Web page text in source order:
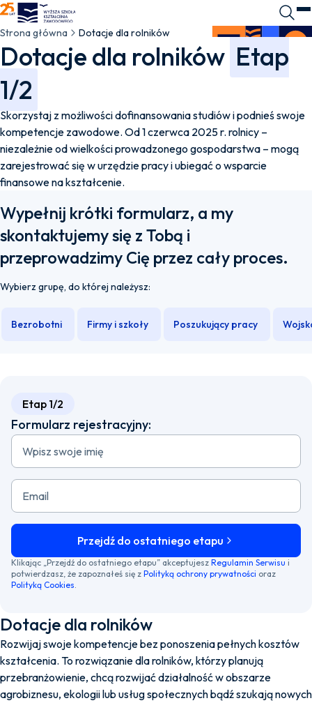
WSKZ - strona główna
Strona główna Dotacje dla rolników
Dotacje dla rolników Etap
1/2
Skorzystaj z możliwości dofinansowania studiów i podnieś swoje
kompetencje zawodowe. Od 1 czerwca 2025 r. rolnicy –
niezależnie od wielkości prowadzonego gospodarstwa – mogą
zarejestrować się w urzędzie pracy i ubiegać o wsparcie
finansowe na kształcenie.
Wypełnij krótki formularz, a my
skontaktujemy się z Tobą i
przeprowadzimy Cię przez cały proces.
Wybierz grupę, do której należysz:
Bezrobotni Firmy i szkoły Poszukujący pracy
Etap 1/2
Formularz rejestracyjny:
Wpisz swoje imię
Email
Przejdź do ostatniego etapu
Klikając „Przejdź do ostatniego etapu” akceptujesz Regulamin Serwisu i
potwierdzasz, że zapoznałeś się z Polityką ochrony prywatności oraz
Polityką Cookies.
Dotacje dla rolników
Rozwijaj swoje kompetencje bez ponoszenia pełnych kosztów
kształcenia. To rozwiązanie dla rolników, którzy planują
przebranżowienie, chcą rozwijać działalność w obszarze
agrobiznesu, ekologii lub usług społecznych bądź szukają nowych